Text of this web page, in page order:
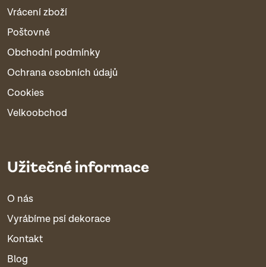
Vrácení zboží
Poštovné
Obchodní podmínky
Ochrana osobních údajů
Cookies
Velkoobchod
Užitečné informace
O nás
Vyrábíme psí dekorace
Kontakt
Blog